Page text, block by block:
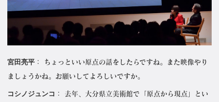
宮田亮平 ： ちょっといい原点の話をしたらですね。また映像やり
ましょうかね。お願いしてよろしいですか。
コシノジュンコ ： 去年、大分県立美術館で「原点から現点」とい